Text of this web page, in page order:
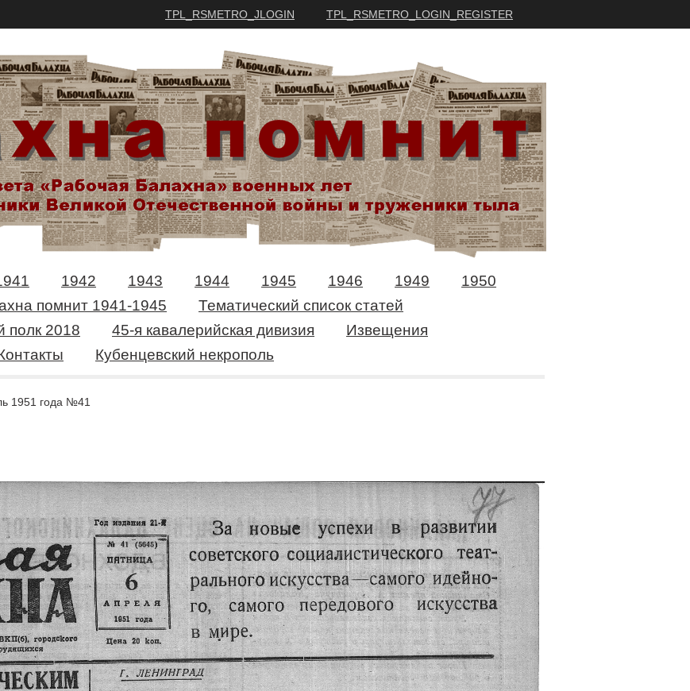
TPL_RSMETRO_JLOGIN TPL_RSMETRO_LOGIN_REGISTER
1942 1943 1944 1945 1946 1949
1950
помнит 1941-1945
Тематический список статей
полк 2018 45-я кавалерийская дивизия
Извещения
Кубенцевский некрополь
1951 года №41